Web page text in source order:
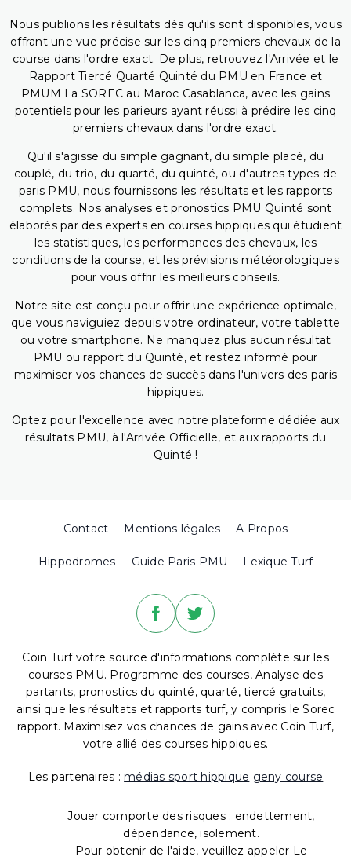
Nous publions les résultats dès qu'ils sont disponibles, vous
offrant une vue précise sur les cinq premiers chevaux de la
course dans l'ordre exact. De plus, retrouvez l'Arrivée et le
Rapport Tiercé Quarté Quinté du PMU en France et
PMUM La SOREC au Maroc Casablanca, avec les gains
potentiels pour les parieurs ayant réussi à prédire les cinq
premiers chevaux dans l'ordre exact.
Qu'il s'agisse du simple gagnant, du simple placé, du
couplé, du trio, du quarté, du quinté, ou d'autres types de
paris PMU, nous fournissons les résultats et les rapports
complets. Nos analyses et pronostics PMU Quinté sont
élaborés par des experts en courses hippiques qui étudient
les statistiques, les performances des chevaux, les
conditions de la course, et les prévisions météorologiques
pour vous offrir les meilleurs conseils.
Notre site est conçu pour offrir une expérience optimale,
que vous naviguiez depuis votre ordinateur, votre tablette
ou votre smartphone. Ne manquez plus aucun résultat
PMU ou rapport du Quinté, et restez informé pour
maximiser vos chances de succès dans l'univers des paris
hippiques.
Optez pour l'excellence avec notre plateforme dédiée aux
résultats PMU, à l'Arrivée Officielle, et aux rapports du
Quinté !
Contact Mentions légales A Propos
Hippodromes Guide Paris PMU Lexique Turf
Coin Turf votre source d'informations complète sur les
courses PMU. Programme des courses, Analyse des
partants, pronostics du quinté, quarté, tiercé gratuits,
ainsi que les résultats et rapports turf, y compris le Sorec
rapport. Maximisez vos chances de gains avec Coin Turf,
votre allié des courses hippiques.
Les partenaires : médias sport hippique geny course
Jouer comporte des risques : endettement,
dépendance, isolement.
Pour obtenir de l'aide, veuillez appeler Le